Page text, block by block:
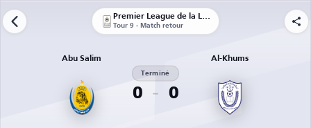
Premier League de la Libye
Tour 9 - Match retour
Abu Salim
0
Terminé
0
Al-Khums